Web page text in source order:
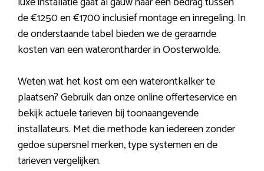
de €1250 en €1700 inclusief montage en inregeling. In
de onderstaande tabel bieden we de geraamde
kosten van een waterontharder in Oosterwolde.
Weten wat het kost om een waterontkalker te
plaatsen? Gebruik dan onze online offerteservice en
bekijk actuele tarieven bij toonaangevende
installateurs. Met die methode kan iedereen zonder
gedoe supersnel merken, type systemen en de
tarieven vergelijken.